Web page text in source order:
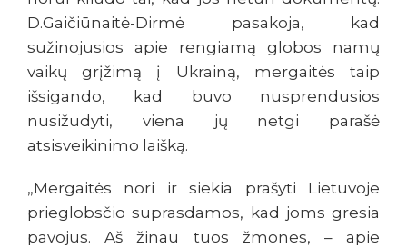
D.Gaičiūnaitė-Dirmė pasakoja, kad
sužinojusios apie rengiamą globos namų
vaikų grįžimą į Ukrainą, mergaitės taip
išsigando, kad buvo nusprendusios
nusižudyti, viena jų netgi parašė
atsisveikinimo laišką.
„Mergaitės nori ir siekia prašyti Lietuvoje
prieglobsčio suprasdamos, kad joms gresia
pavojus. Aš žinau tuos žmones, – apie